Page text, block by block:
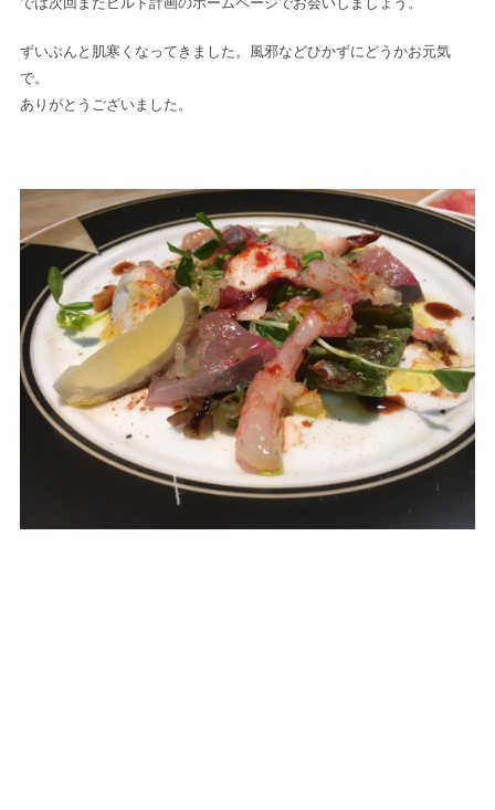
ずいぶんと肌寒くなってきました。風邪などひかずにどうかお元気
で。
ありがとうございました。